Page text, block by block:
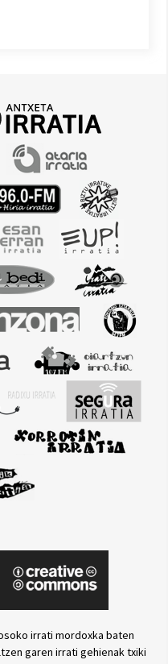
irrati mordoxka baten
garen irrati gehienak txiki